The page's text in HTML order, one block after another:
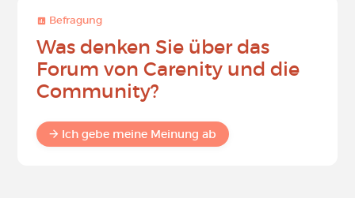
Befragung
Was denken Sie über das
Forum von Carenity und die
Community?
Ich gebe meine Meinung ab